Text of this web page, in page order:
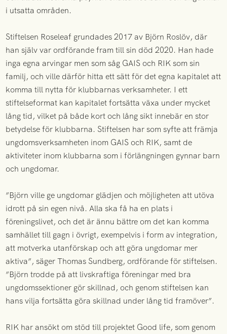
i utsatta områden.
Stiftelsen Roseleaf grundades 2017 av Björn Roslöv, där
han själv var ordförande fram till sin död 2020. Han hade
inga egna arvingar men som såg GAIS och RIK som sin
familj, och ville därför hitta ett sätt för det egna kapitalet att
komma till nytta för klubbarnas verksamheter. I ett
stiftelseformat kan kapitalet fortsätta växa under mycket
lång tid, vilket på både kort och lång sikt innebär en stor
betydelse för klubbarna. Stiftelsen har som syfte att främja
ungdomsverksamheten inom GAIS och RIK, samt de
aktiviteter inom klubbarna som i förlängningen gynnar barn
och ungdomar.
”Björn ville ge ungdomar glädjen och möjligheten att utöva
idrott på sin egen nivå. Alla ska få ha en plats i
föreningslivet, och det är ännu bättre om det kan komma
samhället till gagn i övrigt, exempelvis i form av integration,
att motverka utanförskap och att göra ungdomar mer
aktiva”, säger Thomas Sundberg, ordförande för stiftelsen.
”Björn trodde på att livskraftiga föreningar med bra
ungdomssektioner gör skillnad, och genom stiftelsen kan
hans vilja fortsätta göra skillnad under lång tid framöver”.
RIK har ansökt om stöd till projektet Good life, som genom